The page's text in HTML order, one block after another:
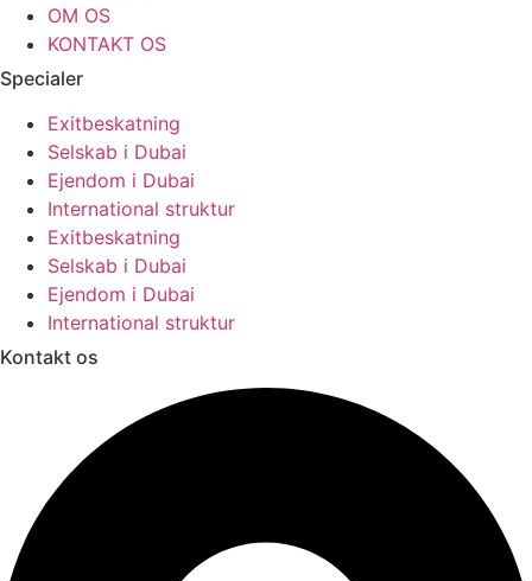
OM OS
KONTAKT OS
Specialer
Exitbeskatning
Selskab i Dubai
Ejendom i Dubai
International struktur
Exitbeskatning
Selskab i Dubai
Ejendom i Dubai
International struktur
Kontakt os